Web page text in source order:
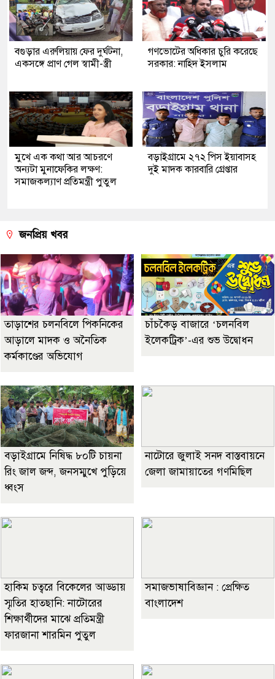
বগুড়ার এরুলিয়ায় ফের দুর্ঘটনা,
একসঙ্গে প্রাণ গেল স্বামী-স্ত্রী
গণভোটের অধিকার চুরি করেছে
সরকার: নাহিদ ইসলাম
মুখে এক কথা আর আচরণে
অন্যটা মুনাফেকির লক্ষণ:
সমাজকল্যাণ প্রতিমন্ত্রী পুতুল
বড়াইগ্রামে ২৭২ পিস ইয়াবাসহ
দুই মাদক কারবারি গ্রেপ্তার
জনপ্রিয় খবর
তাড়াশের চলনবিলে পিকনিকের
আড়ালে মাদক ও অনৈতিক
কর্মকাণ্ডের অভিযোগ
চাঁচকৈড় বাজারে ‘চলনবিল
ইলেকট্রিক’-এর শুভ উদ্বোধন
বড়াইগ্রামে নিষিদ্ধ ৮০টি চায়না
রিং জাল জব্দ, জনসম্মুখে পুড়িয়ে
ধ্বংস
নাটোরে জুলাই সনদ বাস্তবায়নে
জেলা জামায়াতের গণমিছিল
হাকিম চত্বরে বিকেলের আড্ডায়
স্মৃতির হাতছানি: নাটোরের
শিক্ষার্থীদের মাঝে প্রতিমন্ত্রী
ফারজানা শারমিন পুতুল
সমাজভাষাবিজ্ঞান : প্রেক্ষিত
বাংলাদেশ